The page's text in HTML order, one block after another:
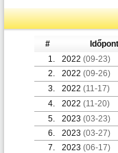
# Időpont
1.
2022 (09-23)
2.
2022 (09-26)
3.
2022 (11-17)
4.
2022 (11-20)
5.
2023 (03-23)
6.
2023 (03-27)
7.
2023 (06-17)